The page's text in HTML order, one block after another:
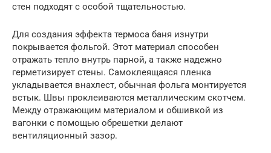
стен подходят с особой тщательностью.
Для создания эффекта термоса баня изнутри
покрывается фольгой. Этот материал способен
отражать тепло внутрь парной, а также надежно
герметизирует стены. Самоклеящаяся пленка
укладывается внахлест, обычная фольга монтируется
встык. Швы проклеиваются металлическим скотчем.
Между отражающим материалом и обшивкой из
вагонки с помощью обрешетки делают
вентиляционный зазор.